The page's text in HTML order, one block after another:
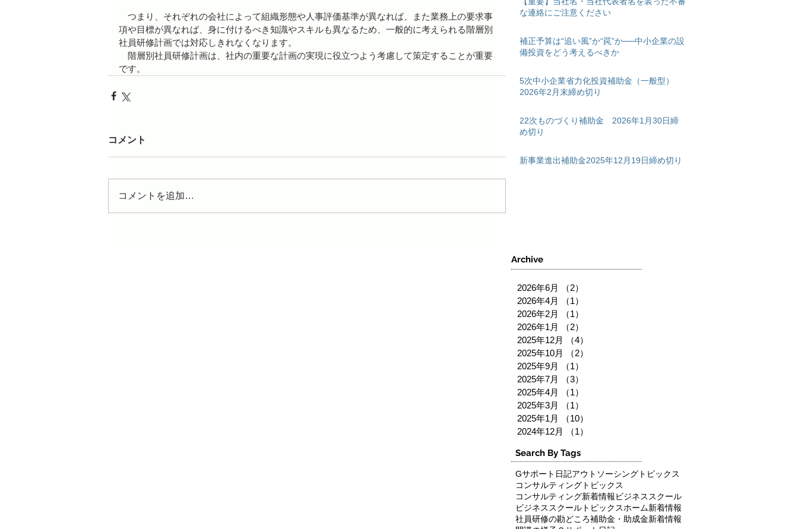
つまり、それぞれの会社によって組織形態や人事評価基準が異なれば、また業務上の要求事
項や目標が異なれば、身に付けるべき知識やスキルも異なるため、一般的に考えられる階層別
社員研修計画では対応しきれなくなります。
階層別社員研修計画は、社内の重要な計画の実現に役立つよう考慮して策定することが重要
です。
コメント
コメントを追加…
な連絡にご注意ください
補正予算は“追い風”か“罠”か──中小企業の設
備投資をどう考えるべきか
5次中小企業省力化投資補助金（一般型）
2026年2月末締め切り
22次ものづくり補助金 2026年1月30日締
め切り
新事業進出補助金2025年12月19日締め切り
Archive
2026年6月 （2）
2026年4月
（1）
2026年2月
（1）
2026年1月
（2）
2025年12月
（4）
2025年10月
（2）
2025年9月
（1）
2025年7月
（3）
2025年4月
（1）
2025年3月
（1）
2025年1月
（10）
2024年12月
（1）
Search By Tags
Gサポート日記アウトソーシングトピックス
コンサルティングトピックス
コンサルティング新着情報ビジネススクール
ビジネススクールトピックスホーム新着情報
社員研修の勘どころ補助金・助成金新着情報